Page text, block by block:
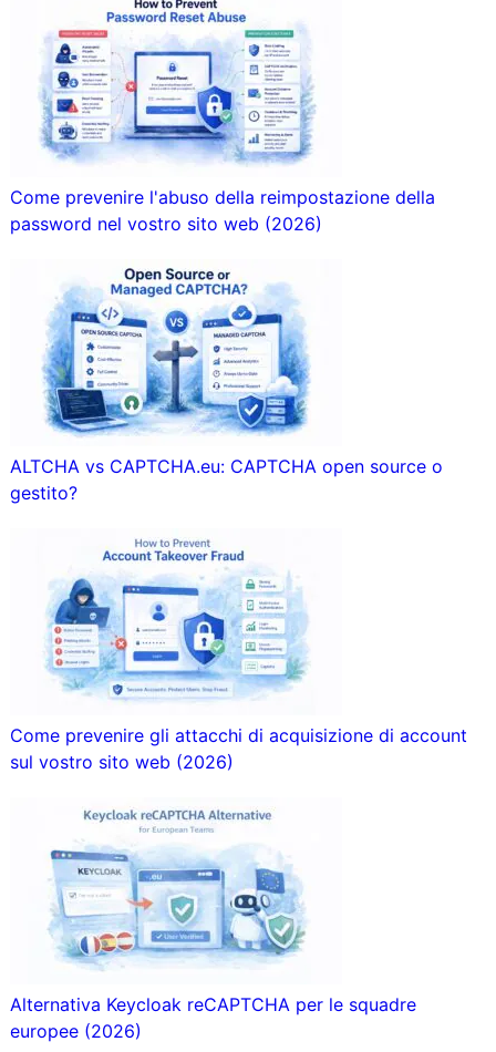
Come prevenire l'abuso della reimpostazione della
password nel vostro sito web (2026)
ALTCHA vs CAPTCHA.eu: CAPTCHA open source o
gestito?
Come prevenire gli attacchi di acquisizione di account
sul vostro sito web (2026)
Alternativa Keycloak reCAPTCHA per le squadre
europee (2026)